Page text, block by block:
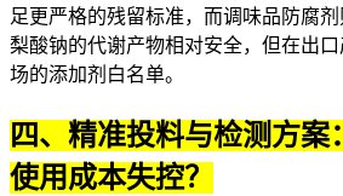
足更严格的残留标准，而调味品防腐剂
梨酸钠的代谢产物相对安全，但在出
场的添加剂白名单。
四、精准投料与检测方案
使用成本失控？